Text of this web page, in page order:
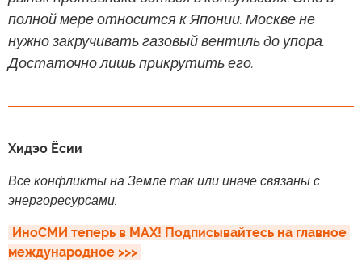
полной мере относится к Японии. Москве не
нужно закручивать газовый вентиль до упора.
Достаточно лишь прикрутить его.
Хидэо Ёсии
Все конфликты на Земле так или иначе связаны с
энергоресурсами.
ИноСМИ теперь в MAX! Подписывайтесь на главное
международное >>>